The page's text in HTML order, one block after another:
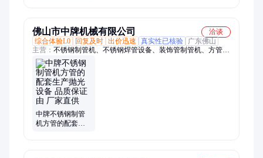
佛山市中牌机械有限公司
洽谈
综合体验L0
回复及时 出价迅速 真实性已核验
广东佛山
主营： 不锈钢制管机、不锈钢焊管设备、装饰管制管机、方管焊
管设备、工业制管机、饮用水管制管机、焊管模具、铁管焊管机
械
中牌不锈钢制管
机方管的配套生